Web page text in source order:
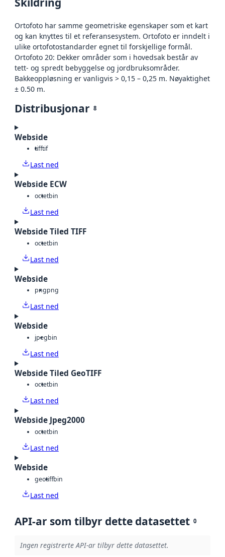
Ortofoto har samme geometriske egenskaper som et kart
og kan knyttes til et referansesystem. Ortofoto er inndelt i
ulike ortofotostandarder egnet til forskjellige formål.
Ortofoto 20: Dekker områder som i hovedsak består av
tett- og spredt bebyggelse og jordbruksområder.
Bakkeoppløsning er vanligvis > 0,15 – 0,25 m. Nøyaktighet
± 0.50 m.
Distribusjonar 8
Webside
tifftif
Last ned
Webside ECW
octetbin
Last ned
Webside Tiled TIFF
octetbin
Last ned
Webside
pngpng
Last ned
Webside
jpegbin
Last ned
Webside Tiled GeoTIFF
octetbin
Last ned
Webside Jpeg2000
octetbin
Last ned
Webside
geotiffbin
Last ned
API-ar som tilbyr dette datasettet 0
Ingen registrerte API-ar tilbyr dette datasettet.